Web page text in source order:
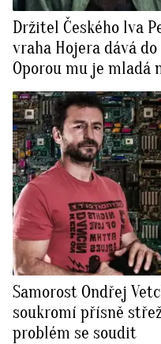
Držitel Českého lva
vraha Hojera dává
Oporou mu je mladá
Samorost Ondřej
soukromí přísně
problém se soudit